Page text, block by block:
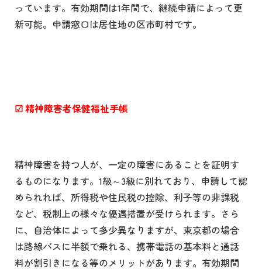
っています。有効期間は1年間で、継続申請によって更
新可能。申請窓口は居住地の区市町村です。
☑精神障害者保健福祉手帳
精神障害を持つ人が、一定の障害にあることを証明す
るものになります。1級～3級に別れており、申請して認
められれば、所得税や住民税の控除、利子等の非課税
など、税制上の様々な優遇措置が受けられます。さら
に、自治体によって多少異なりますが、東京都の場合
は路線バスに半額で乗れる、携帯電話の基本料と通話
料が割引きになる等のメリットがあります。有効期間